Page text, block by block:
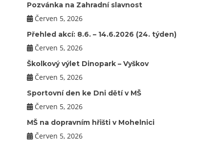
Pozvánka na Zahradní slavnost
Červen 5, 2026
Přehled akcí: 8.6. – 14.6.2026 (24. týden)
Červen 5, 2026
Školkový výlet Dinopark – Vyškov
Červen 5, 2026
Sportovní den ke Dni dětí v MŠ
Červen 5, 2026
MŠ na dopravním hřišti v Mohelnici
Červen 5, 2026